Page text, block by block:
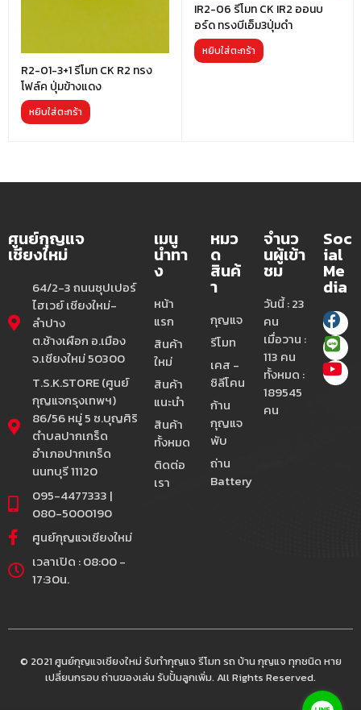
R2-01-3+1 รีโมท CK R2 ทรง
โฟล์ค ปุ่มข้างแดง
หยิบใส่ตะกร้า
IR2-06 รีโมท CK IR2 ออนบ
อร์ด ทรงบีเอ็ม3ปุ่มดำ
หยิบใส่ตะกร้า
ศูนย์กุญแจ
เชียงใหม่
64/2-3 ถนนซุปเปอร์
ไฮเวย์ เชียงใหม่-
ลำปาง
ต.ช้างเผือก อ.เมือง
จ.เชียงใหม่ 50300
T.S.K.STORE (ศูนย์
กุญแจกรุงเทพฯ)
86/56 หมู่ 5 ซ.บุญศิริ
ตำบลปากเกร็ด
อำเภอปากเกร็ด
นนทบุรี 11120
095-4477333 |
080-5000190
ศูนย์กุญแจเชียงใหม่
เวลาเปิด : 08:00 -
17:30น.
เมนู
นำทา
ง
หน้า
แรก
สินค้า
ใหม่
สินค้า
แนะนำ
สินค้า
ทั้งหมด
ติดต่อ
เรา
หมว
ด
สินค้
า
กุญแจ
รีโมท
เคส -
ซิลีโคน
ก้าน
กุญแจ
พับ
ถ่าน
Battery
จำนว
นผู้เข้า
ชม
วันนี้ : 23
คน
เมื่อวาน :
113 คน
ทั้งหมด :
189545
คน
Soc
ial
Me
dia
© 2021 ศูนย์กุญแจเชียงใหม่ รับทำกุญแจ รีโมท รถ บ้าน กุญแจ ทุกชนิด หาย
เปลี่ยนกรอบ ถ่านของเล่น รับปั้มลูกเพิ่ม. All Rights Reserved.